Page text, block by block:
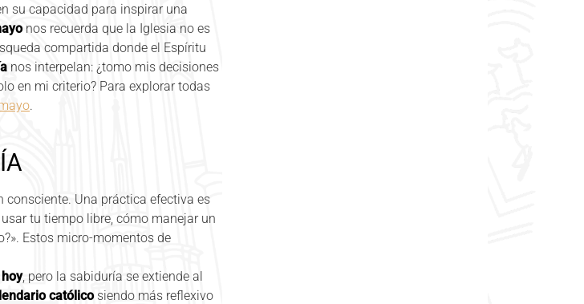
su capacidad para inspirar una
nos recuerda que la Iglesia no es
compartida donde el Espíritu
nos interpelan: ¿tomo mis decisiones
en mi criterio? Para explorar todas
.
Una práctica efectiva es
tu tiempo libre, cómo manejar un
Estos micro-momentos de
, pero la sabiduría se extiende al
católicosiendo más reflexivo